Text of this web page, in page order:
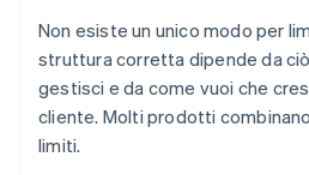
Non esiste un unico modo per
struttura corretta dipende da
gestisci e da come vuoi che
cliente. Molti prodotti
limiti.